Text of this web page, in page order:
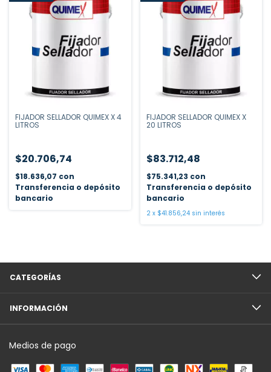
FIJADOR SELLADOR QUIMEX X 4
LITROS
$20.706,74
$18.636,07 con
Transferencia o depósito
bancario
FIJADOR SELLADOR QUIMEX X
20 LITROS
$83.712,48
$75.341,23 con
Transferencia o depósito
bancario
2 x $41.856,24 sin interés
CATEGORÍAS
INFORMACIÓN
Medios de pago